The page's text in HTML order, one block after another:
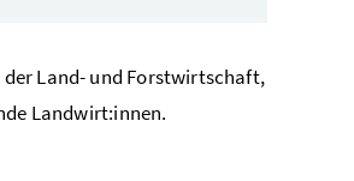
Land- und Forstwirtschaft,
Landwirt:innen.